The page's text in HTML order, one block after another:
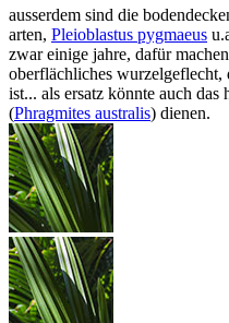
ausserdem sind die
arten, Pleioblastus pygmaeus
zwar einige jahre, dafür
oberflächliches wurzelgeflecht,
ist... als ersatz könnte auch das
(Phragmites australis) dienen.